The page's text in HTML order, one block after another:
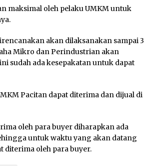
maksimal oleh pelaku UMKM untuk
akan dilaksanakan sampai 3
Mikro dan Perindustrian akan
sudah ada kesepakatan untuk dapat
Pacitan dapat diterima dan dijual di
oleh para buyer diharapkan ada
untuk waktu yang akan datang
diterima oleh para buyer.